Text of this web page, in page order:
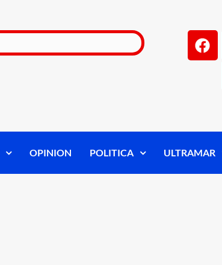
OPINION POLITICA ULTRAMAR